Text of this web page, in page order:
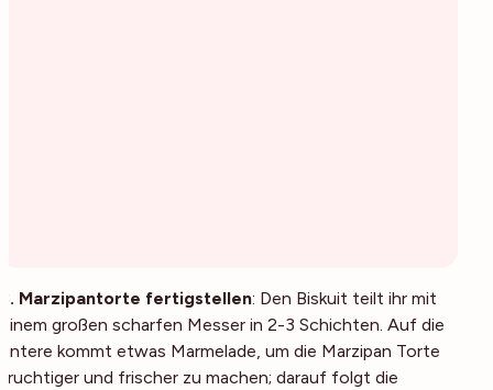
3. Marzipantorte fertigstellen: Den Biskuit teilt ihr mit
einem großen scharfen Messer in 2-3 Schichten. Auf die
untere kommt etwas Marmelade, um die Marzipan Torte
fruchtiger und frischer zu machen; darauf folgt die